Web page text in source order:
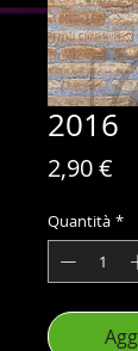
2016
2,90 €
Quantità *